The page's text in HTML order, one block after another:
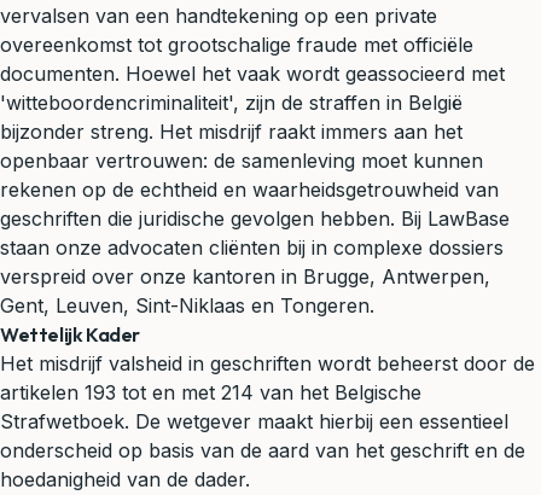
vervalsen van een handtekening op een private
overeenkomst tot grootschalige fraude met officiële
documenten. Hoewel het vaak wordt geassocieerd met
'witteboordencriminaliteit', zijn de straffen in België
bijzonder streng. Het misdrijf raakt immers aan het
openbaar vertrouwen: de samenleving moet kunnen
rekenen op de echtheid en waarheidsgetrouwheid van
geschriften die juridische gevolgen hebben. Bij LawBase
staan onze advocaten cliënten bij in complexe dossiers
verspreid over onze kantoren in Brugge, Antwerpen,
Gent, Leuven, Sint-Niklaas en Tongeren.
Wettelijk Kader
Het misdrijf valsheid in geschriften wordt beheerst door de
artikelen 193 tot en met 214 van het Belgische
Strafwetboek. De wetgever maakt hierbij een essentieel
onderscheid op basis van de aard van het geschrift en de
hoedanigheid van de dader.